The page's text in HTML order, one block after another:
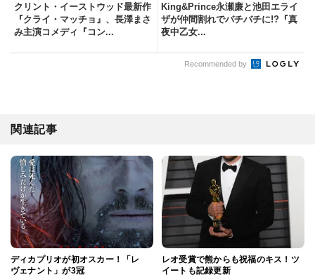
クリント・イーストウッド最新作
『クライ・マッチョ』、長澤まさ
み主演コメディ『コン...
King&Prince永瀬廉と池田エライ
ザが仲間割れでバチバチに!?『真
夜中乙女...
Recommended by
関連記事
ディカプリオが初オスカー！「レ
ヴェナント」が3冠
レオ受賞で熊からも祝福のキス！ツ
イートも記録更新